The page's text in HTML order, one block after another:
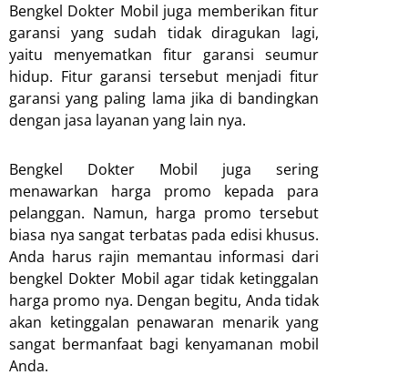
Bengkel Dokter Mobil juga memberikan fitur
garansi yang sudah tidak diragukan lagi,
yaitu menyematkan fitur garansi seumur
hidup. Fitur garansi tersebut menjadi fitur
garansi yang paling lama jika di bandingkan
dengan jasa layanan yang lain nya.
Bengkel Dokter Mobil juga sering
menawarkan harga promo kepada para
pelanggan. Namun, harga promo tersebut
biasa nya sangat terbatas pada edisi khusus.
Anda harus rajin memantau informasi dari
bengkel Dokter Mobil agar tidak ketinggalan
harga promo nya. Dengan begitu, Anda tidak
akan ketinggalan penawaran menarik yang
sangat bermanfaat bagi kenyamanan mobil
Anda.